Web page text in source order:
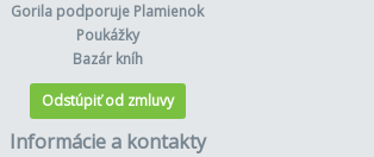
Gorila podporuje Plamienok
Poukážky
Bazár kníh
Odstúpiť od zmluvy
Informácie a kontakty